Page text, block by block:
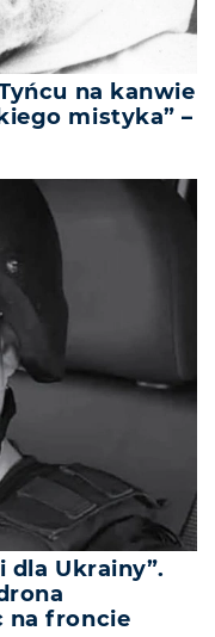
na kanwie
mistyka” –
dla Ukrainy”.
na froncie